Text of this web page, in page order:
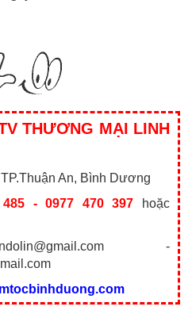
THƯƠNG MẠI LINH
An, Bình Dương
- 0977 470 397 hoặc
-